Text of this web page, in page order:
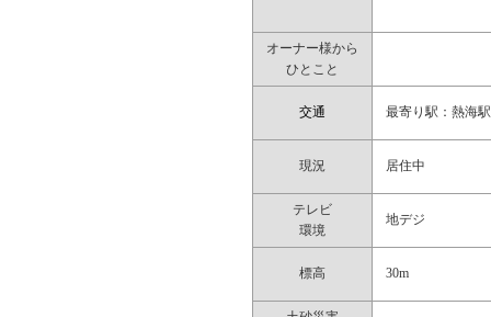
オーナー様から
ひとこと
交通 最寄り駅：熱
現況 居住中
テレビ
環境
地デジ
標高 30m